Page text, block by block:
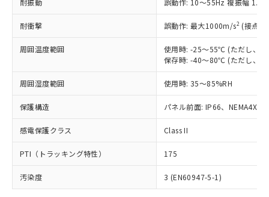
耐振動 誤動作: 10～55Hz 複振幅
耐衝撃 誤動作: 最大1000m/s2 (接点
周囲温度範囲
使用時: -25～55℃ (ただし、氷
保存時: -40～80℃ (ただし、氷
周囲湿度範囲 使用時: 35～85%RH
保護構造 パネル前面: IP66、NEMA4X,
感電保護クラス Class II
PTI（トラッキング特性） 175
汚染度 3 (EN60947-5-1)
正式な納期状況および標準価格はお客
様のお取引先、またはお客様担当のオ
ムロン制御機器販売店・当社販売員に
オムロン制御機器販売店や当社販売拠
販売ネットワーク
」をご確認
在庫状況および標準価格結果を当社の
事前の承諾なく第三者に漏洩または開
示しないようお願いします。
マイパーツ機能（部品リスト作成サー
ビス）をご利用いただくには、I-Web
メンバーズにご登録されている必要が
お客様が当ウェブサイト上で当社にご
但し、RoHS指令で産業用監視および制御機器に対する
適用除外項目は除く。
フタル酸エステル類の４物質については閾値を超える意
図的な使用がないことを確認しています。
部品在庫の切り替え状況などにより、予定
月が前後することがあります。
※3 非含有証明書ダウンロード
DBP(フタル酸ジブチル) : 1000ppm、 DIBP(フタル酸ジ
イソブチル) : 1000ppm、 BBP(フタル酸ブチルベンジ
DEHP(フタル酸ビス(2-エチルヘキシル)) : 1000ppm
準値以下であることを示します。
「10」：通常の使用状況下において有害物
質が外部に漏えいし、環境に深刻な影響を
及ぼさない年数を意味します。
「－」：未確認です。当社販売部門へお問
全に破砕するなど、違法に輸出されな
いよう必要な手段を講じます。
当社は貴社製品を、核兵器、ミサイ
ル、化学兵器、生物兵器またはその他
武器並びにこれらの製造装置等に一切
当社は、貴社製品を第三者に販売する
場合は、上記1、2および3の内容を当
該第三者に通知します。また当社は、
販売先および販売に係わる関係者が違
法に輸出するおそれがある場合は、取
り引きをいたしません。
一定数には満たないが在庫あり
－
在庫なし(最新の在庫状況につ
いては、お客様のお取引先、ま
たはお客様担当のオムロン制御
機器販売店・当社販売員にご確
空
受注生産機種、また在庫状況の
情報を公開していない機種